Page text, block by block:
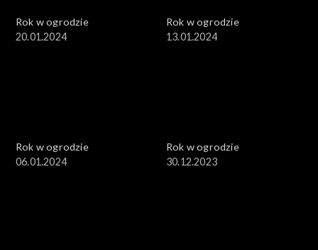
Rok w ogrodzie
20.01.2024
Rok w ogrodzie
13.01.2024
Rok w ogrodzie
06.01.2024
Rok w ogrodzie
30.12.2023